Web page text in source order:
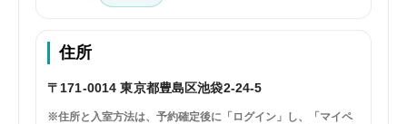
住所
〒171-0014 東京都豊島区池袋2-24-5
※住所と入室方法は、予約確定後に「ログイン」し、「マイペ